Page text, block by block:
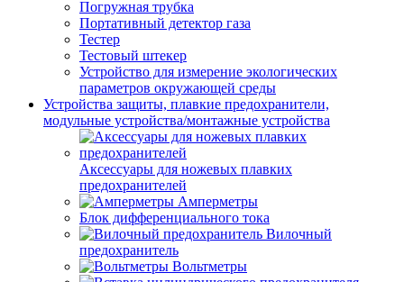
Погружная трубка
Портативный детектор газа
Тестер
Тестовый штекер
Устройство для измерение экологических
параметров окружающей среды
Устройства защиты, плавкие предохранители,
модульные устройства/монтажные устройства
Аксессуары для ножевых плавких
предохранителей
Амперметры
Блок дифференциального тока
Вилочный
предохранитель
Вольтметры